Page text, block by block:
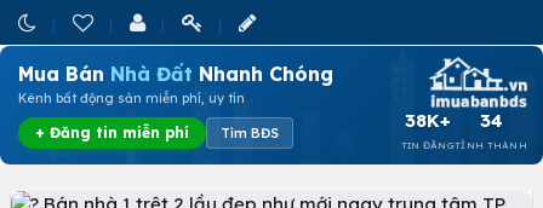
Mua Bán Nhà Đất Nhanh Chóng
Kênh bất động sản miễn phí, uy tín
+ Đăng tin miễn phí Tìm BĐS
38K+
TIN ĐĂNG
34
TỈNH THÀNH